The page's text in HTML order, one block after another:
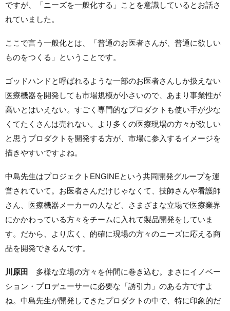
ですが、「ニーズを一般化する」ことを意識しているとお話さ
れていました。
ここで言う一般化とは、「普通のお医者さんが、普通に欲しい
ものをつくる」ということです。
ゴッドハンドと呼ばれるような一部のお医者さんしか扱えない
医療機器を開発しても市場規模が小さいので、あまり事業性が
高いとはいえない。すごく専門的なプロダクトも使い手が少な
くてたくさんは売れない。より多くの医療現場の方々が欲しい
と思うプロダクトを開発する方が、市場に参入するイメージを
描きやすいですよね。
中島先生はプロジェクトENGINEという共同開発グループを運
営されていて。お医者さんだけじゃなくて、技師さんや看護師
さん、医療機器メーカーの人など、さまざまな立場で医療業界
にかかわっている方々をチームに入れて製品開発をしていま
す。だから、より広く、的確に現場の方々のニーズに応える商
品を開発できるんです。
川原田 多様な立場の方々を仲間に巻き込む。まさにイノベー
ション・プロデューサーに必要な「誘引力」のある方ですよ
ね。中島先生が開発してきたプロダクトの中で、特に印象的だ